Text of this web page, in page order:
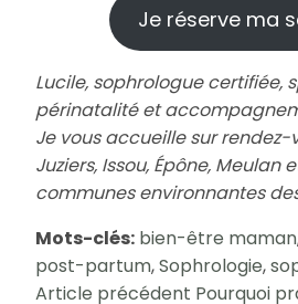
Je réserve ma
Lucile, sophrologue certifiée,
périnatalité et
Je vous accueille sur rendez-
Juziers, Issou, Épône, Meulan
communes environnantes
Mots-clés: bien-être maman
post-partum,Sophrologie,
Navigation
Article précédent Pourquoi